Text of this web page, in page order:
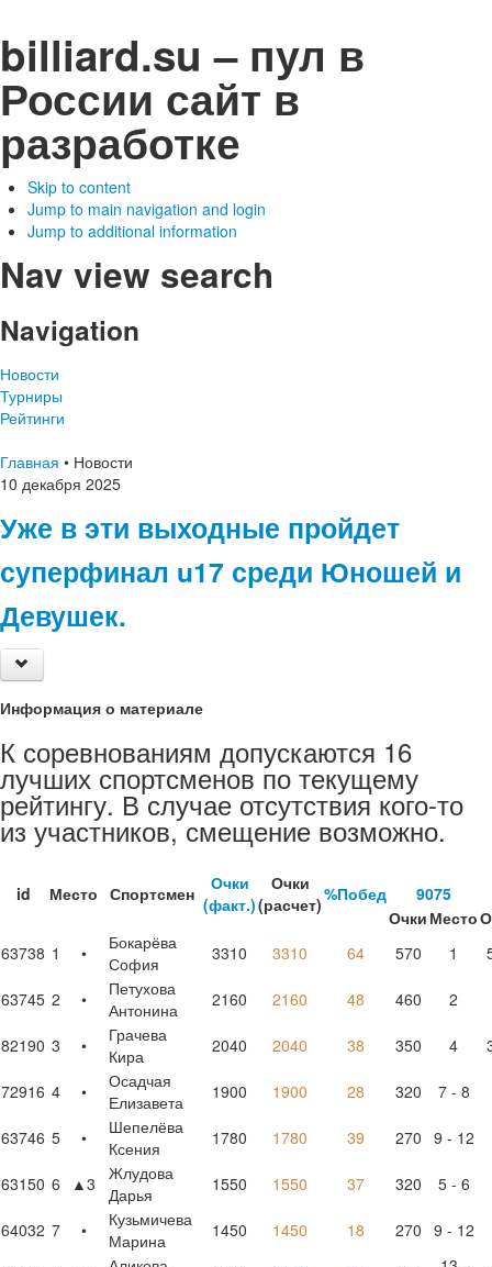
billiard.su – пул в
России сайт в
разработке
Skip to content
Jump to main navigation and login
Jump to additional information
Nav view search
Navigation
Новости
Турниры
Рейтинги
Главная • Новости
10 декабря 2025
Уже в эти выходные пройдет
суперфинал u17 среди Юношей и
Девушек.
Информация о материале
К соревнованиям допускаются 16
лучших спортсменов по текущему
рейтингу. В случае отсутствия кого-то
из участников, смещение возможно.
id Место Спортсмен
Очки
(факт.)
Очки
(расчет)%Побед
9075
Очки Место
63738 1 •
Бокарёва
София
3310 3310 64 570 1
63745 2 •
Петухова
Антонина
2160 2160 48 460 2
82190 3 •
Грачева
Кира
2040 2040 38 350 4
72916 4 •
Осадчая
Елизавета
1900 1900 28 320 7 - 8
63746 5 •
Шепелёва
Ксения
1780 1780 39 270 9 - 12
63150 6 ▲3
Жлудова
Дарья
1550 1550 37 320 5 - 6
64032 7 •
Кузьмичева
Марина
1450 1450 18 270 9 - 12